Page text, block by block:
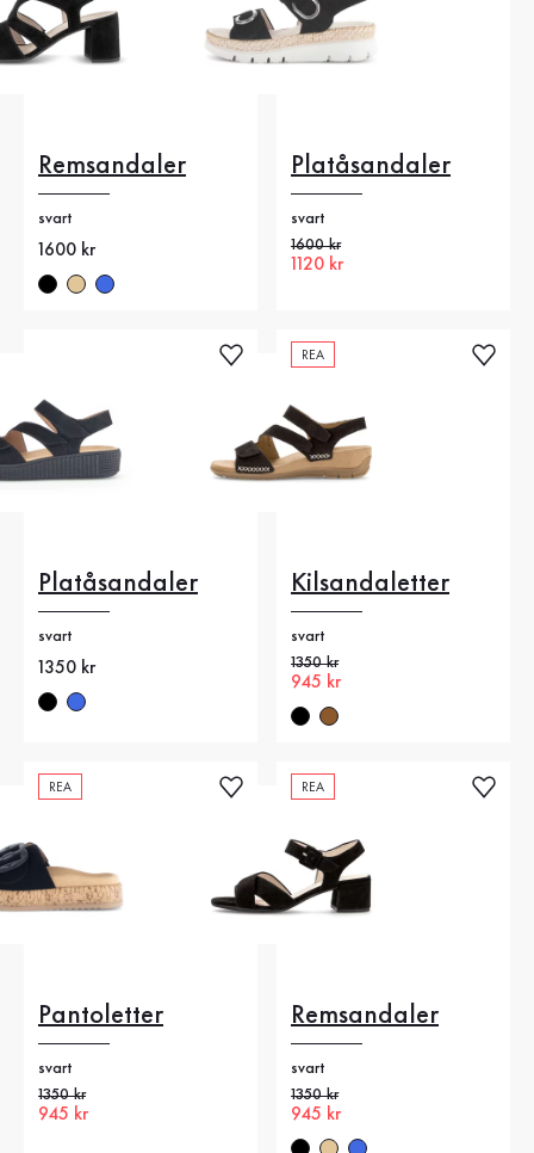
Remsandaler
svart
Nytt pris
1600 kr
Platåsandaler
svart
Gammalt pris
1600 kr
Nytt pris
1120 kr
Platåsandaler
svart
Nytt pris
1350 kr
REA
Kilsandaletter
svart
Gammalt pris
1350 kr
Nytt pris
945 kr
REA
Pantoletter
svart
Gammalt pris
1350 kr
Nytt pris
945 kr
REA
Remsandaler
svart
Gammalt pris
1350 kr
Nytt pris
945 kr